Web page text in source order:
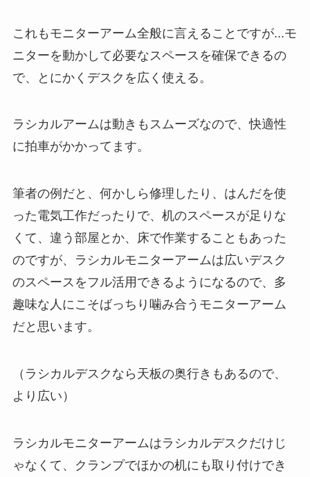
これもモニターアーム全般に言えることですが...モ
ニターを動かして必要なスペースを確保できるの
で、とにかくデスクを広く使える。
ラシカルアームは動きもスムーズなので、快適性
に拍車がかかってます。
筆者の例だと、何かしら修理したり、はんだを使
った電気工作だったりで、机のスペースが足りな
くて、違う部屋とか、床で作業することもあった
のですが、ラシカルモニターアームは広いデスク
のスペースをフル活用できるようになるので、多
趣味な人にこそばっちり噛み合うモニターアーム
だと思います。
（ラシカルデスクなら天板の奥行きもあるので、
より広い）
ラシカルモニターアームはラシカルデスクだけじ
ゃなくて、クランプでほかの机にも取り付けでき